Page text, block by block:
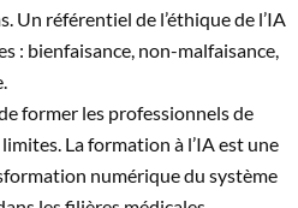
Un référentiel de l’éthique de l’IA
: bienfaisance, non-malfaisance,
former les professionnels de
La formation à l’IA est une
numérique du système